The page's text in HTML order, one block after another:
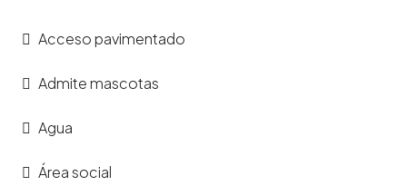
Acceso pavimentado
Admite mascotas
Agua
Área social